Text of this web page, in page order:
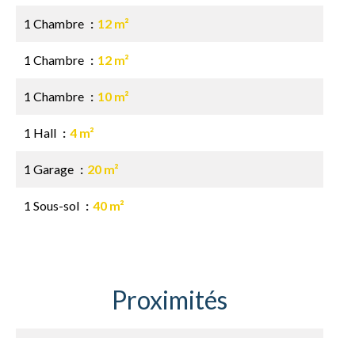
1 Chambre 12 m²
1 Chambre 12 m²
1 Chambre 10 m²
1 Hall 4 m²
1 Garage 20 m²
1 Sous-sol 40 m²
Proximités